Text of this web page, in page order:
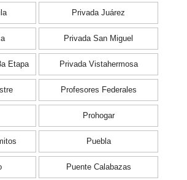
Privada Juárez
Privada San Miguel
Etapa Privada Vistahermosa
Profesores Federales
Prohogar
Puebla
Puente Calabazas